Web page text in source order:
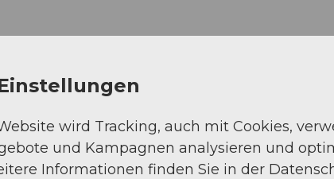
wird Tracking, auch mit Cookies,
und Kampagnen analysieren und
Informationen finden Sie in der